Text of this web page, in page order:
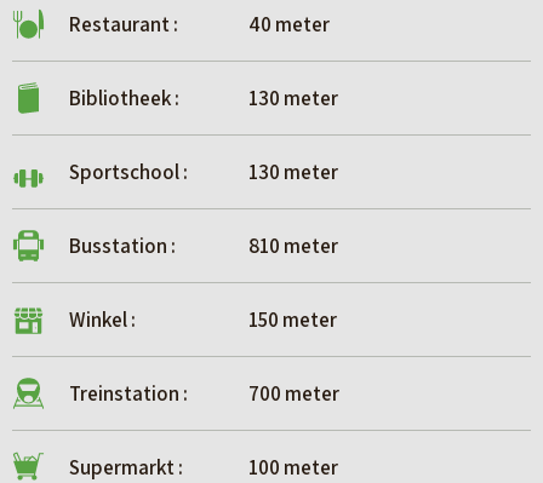
Restaurant : 40 meter
Bibliotheek : 130 meter
Sportschool : 130 meter
Busstation : 810 meter
Winkel : 150 meter
Treinstation : 700 meter
Supermarkt : 100 meter